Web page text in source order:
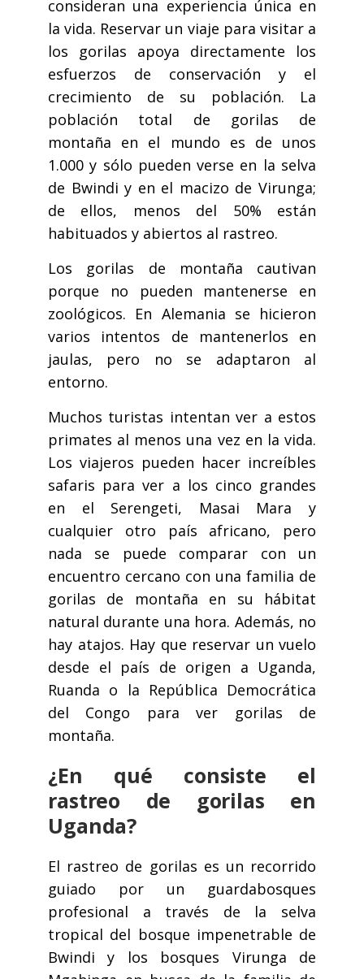
consideran una experiencia única en
la vida. Reservar un viaje para visitar a
los gorilas apoya directamente los
esfuerzos de conservación y el
crecimiento de su población. La
población total de gorilas de
montaña en el mundo es de unos
1.000 y sólo pueden verse en la selva
de Bwindi y en el macizo de Virunga;
de ellos, menos del 50% están
habituados y abiertos al rastreo.
Los gorilas de montaña cautivan
porque no pueden mantenerse en
zoológicos. En Alemania se hicieron
varios intentos de mantenerlos en
jaulas, pero no se adaptaron al
entorno.
Muchos turistas intentan ver a estos
primates al menos una vez en la vida.
Los viajeros pueden hacer increíbles
safaris para ver a los cinco grandes
en el Serengeti, Masai Mara y
cualquier otro país africano, pero
nada se puede comparar con un
encuentro cercano con una familia de
gorilas de montaña en su hábitat
natural durante una hora. Además, no
hay atajos. Hay que reservar un vuelo
desde el país de origen a Uganda,
Ruanda o la República Democrática
del Congo para ver gorilas de
montaña.
¿En qué consiste el
rastreo de gorilas en
Uganda?
El rastreo de gorilas es un recorrido
guiado por un guardabosques
profesional a través de la selva
tropical del bosque impenetrable de
Bwindi y los bosques Virunga de